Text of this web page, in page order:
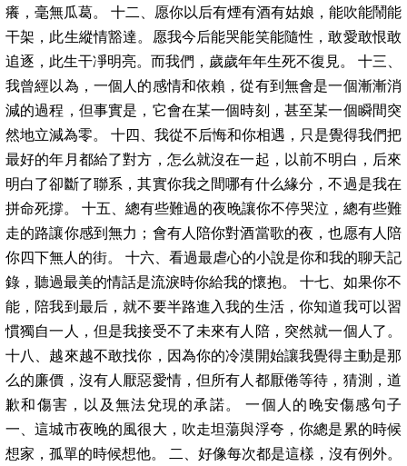
癢，毫無瓜葛。 十二、愿你以后有煙有酒有姑娘，能吹能鬧能
干架，此生縱情豁達。愿我今后能哭能笑能隨性，敢愛敢恨敢
追逐，此生干凈明亮。而我們，歲歲年年生死不復見。 十三、
我曾經以為，一個人的感情和依賴，從有到無會是一個漸漸消
減的過程，但事實是，它會在某一個時刻，甚至某一個瞬間突
然地立減為零。 十四、我從不后悔和你相遇，只是覺得我們把
最好的年月都給了對方，怎么就沒在一起，以前不明白，后來
明白了卻斷了聯系，其實你我之間哪有什么緣分，不過是我在
拼命死撐。 十五、總有些難過的夜晚讓你不停哭泣，總有些難
走的路讓你感到無力；會有人陪你對酒當歌的夜，也愿有人陪
你四下無人的街。 十六、看過最虐心的小說是你和我的聊天記
錄，聽過最美的情話是流淚時你給我的懷抱。 十七、如果你不
能，陪我到最后，就不要半路進入我的生活，你知道我可以習
慣獨自一人，但是我接受不了未來有人陪，突然就一個人了。
十八、越來越不敢找你，因為你的冷漠開始讓我覺得主動是那
么的廉價，沒有人厭惡愛情，但所有人都厭倦等待，猜測，道
歉和傷害，以及無法兌現的承諾。 一個人的晚安傷感句子
一、這城市夜晚的風很大，吹走坦蕩與浮夸，你總是累的時候
想家，孤單的時候想他。 二、好像每次都是這樣，沒有例外。